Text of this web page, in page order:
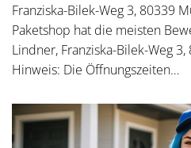
Franziska-Bilek-Weg 3, 80339
Paketshop hat die meisten
Lindner, Franziska-Bilek-Weg
Hinweis: Die Öffnungszeiten…